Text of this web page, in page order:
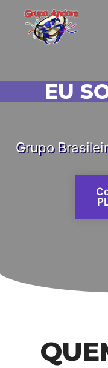
EU
Grupo